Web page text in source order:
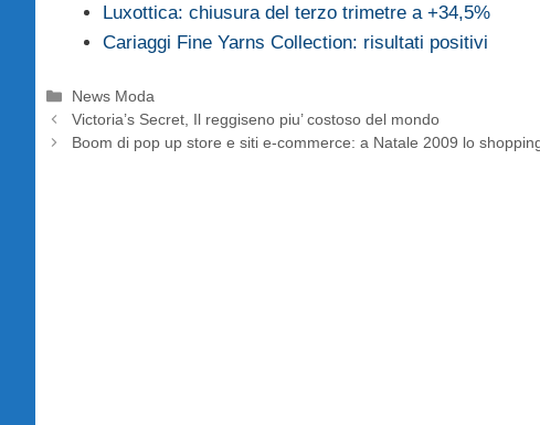
Luxottica: chiusura del terzo trimetre a +34,5%
Cariaggi Fine Yarns Collection: risultati positivi
Categorie
News Moda
Victoria’s Secret, Il reggiseno piu’ costoso del mondo
Boom di pop up store e siti e-commerce: a Natale 2009 lo